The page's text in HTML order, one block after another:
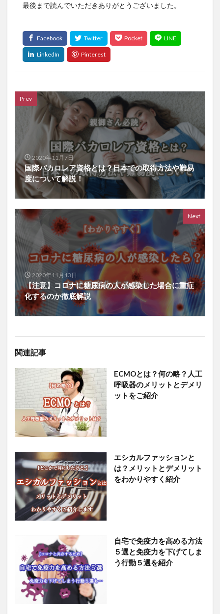
最後まで読んでいただきありがとうございました。
Prev
2020年11月7日
国際バカロレア資格とは？日本での取得方法や難易
度について解説！
Next
2020年11月13日
【注意】コロナに糖尿病の人が感染した場合に重症
化するのか徹底解説
関連記事
ECMOとは？何の略？人工
呼吸器のメリットとデメリ
ットをご紹介
エシカルファッションと
は？メリットとデメリット
をわかりやすく紹介
自宅で免疫力を高める方法
５選と免疫力を下げてしま
う行動５選を紹介